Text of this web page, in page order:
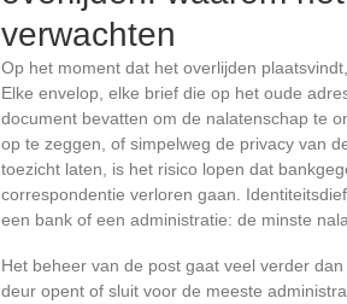
verwachten
Op het moment dat het overlijden
Elke envelop, elke brief die op het oude
document bevatten om de nalatenschap te
op te zeggen, of simpelweg de privacy van
toezicht laten, is het risico lopen dat
correspondentie verloren gaan.
een bank of een administratie: de minste
Het beheer van de post gaat veel verder
deur opent of sluit voor de meeste